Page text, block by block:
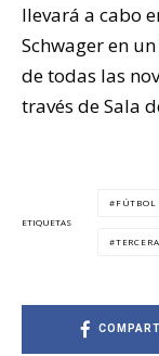
llevará a cabo
Schwager en
de todas las
través de Sala
ETIQUETAS